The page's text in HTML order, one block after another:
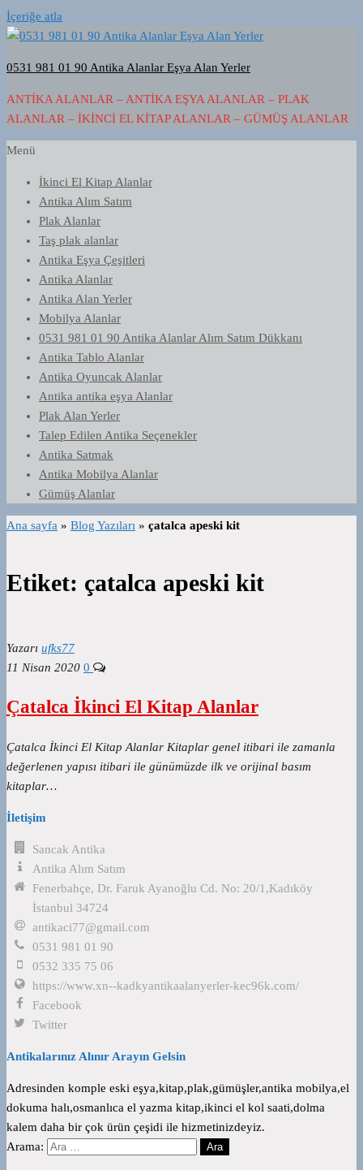
İçeriğe atla
0531 981 01 90 Antika Alanlar Eşya Alan Yerler
ANTIKA ALANLAR – ANTIKA EŞYA ALANLAR – PLAK
ALANLAR – İKINCI EL KITAP ALANLAR – GÜMÜŞ ALANLAR
Menü
İkinci El Kitap Alanlar
Antika Alım Satım
Plak Alanlar
Taş plak alanlar
Antika Eşya Çeşitleri
Antika Alanlar
Antika Alan Yerler
Mobilya Alanlar
0531 981 01 90 Antika Alanlar Alım Satım Dükkanı
Antika Tablo Alanlar
Antika Oyuncak Alanlar
Antika antika eşya Alanlar
Plak Alan Yerler
Talep Edilen Antika Seçenekler
Antika Satmak
Antika Mobilya Alanlar
Gümüş Alanlar
Ana sayfa » Blog Yazıları » çatalca apeski kit
Etiket: çatalca apeski kit
Yazarı ufks77
11 Nisan 2020 0
Çatalca İkinci El Kitap Alanlar
Çatalca İkinci El Kitap Alanlar Kitaplar genel itibari ile zamanla
değerlenen yapısı itibari ile günümüzde ilk ve orijinal basım
kitaplar…
İletişim
Sancak Antika
Antika Alım Satım
Fenerbahçe, Dr. Faruk Ayanoğlu Cd. No: 20/1,Kadıköy
İstanbul 34724
antikaci77@gmail.com
0531 981 01 90
0532 335 75 06
https://www.xn--kadkyantikaalanyerler-kec96k.com/
Facebook
Twitter
Antikalarınız Alınır Arayın Gelsin
Adresinden komple eski eşya,kitap,plak,gümüşler,antika mobilya,el
dokuma halı,osmanlıca el yazma kitap,ikinci el kol saati,dolma
kalem daha bir çok ürün çeşidi ile hizmetinizdeyiz.
Arama: